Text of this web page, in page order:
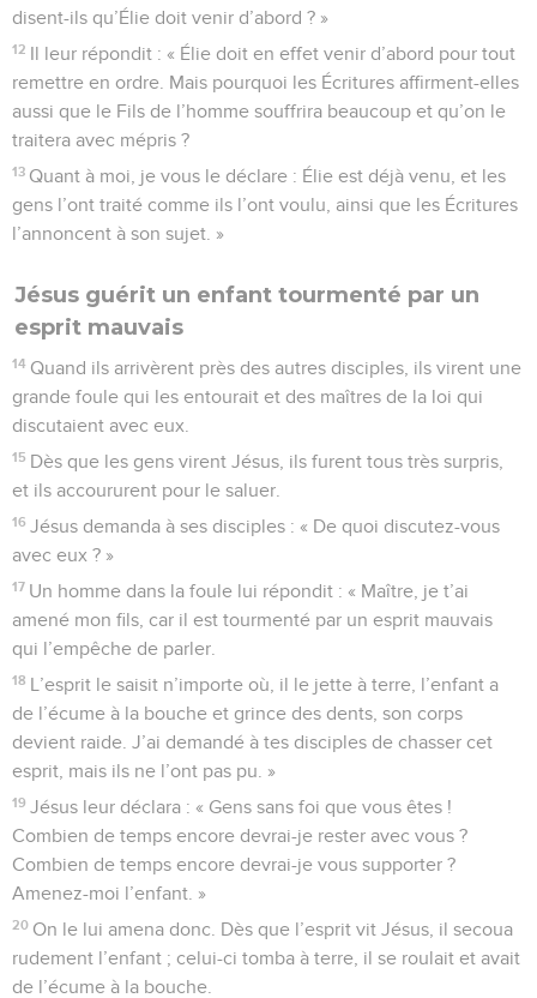
disent-ils qu’Élie doit venir d’abord ? »
12 Il leur répondit : « Élie doit en effet venir d’abord pour tout
remettre en ordre. Mais pourquoi les Écritures affirment-elles
aussi que le Fils de l’homme souffrira beaucoup et qu’on le
traitera avec mépris ?
13 Quant à moi, je vous le déclare : Élie est déjà venu, et les
gens l’ont traité comme ils l’ont voulu, ainsi que les Écritures
l’annoncent à son sujet. »
Jésus guérit un enfant tourmenté par un
esprit mauvais
14 Quand ils arrivèrent près des autres disciples, ils virent une
grande foule qui les entourait et des maîtres de la loi qui
discutaient avec eux.
15 Dès que les gens virent Jésus, ils furent tous très surpris,
et ils accoururent pour le saluer.
16 Jésus demanda à ses disciples : « De quoi discutez-vous
avec eux ? »
17 Un homme dans la foule lui répondit : « Maître, je t’ai
amené mon fils, car il est tourmenté par un esprit mauvais
qui l’empêche de parler.
18 L’esprit le saisit n’importe où, il le jette à terre, l’enfant a
de l’écume à la bouche et grince des dents, son corps
devient raide. J’ai demandé à tes disciples de chasser cet
esprit, mais ils ne l’ont pas pu. »
19 Jésus leur déclara : « Gens sans foi que vous êtes !
Combien de temps encore devrai-je rester avec vous ?
Combien de temps encore devrai-je vous supporter ?
Amenez-moi l’enfant. »
20 On le lui amena donc. Dès que l’esprit vit Jésus, il secoua
rudement l’enfant ; celui-ci tomba à terre, il se roulait et avait
de l’écume à la bouche.